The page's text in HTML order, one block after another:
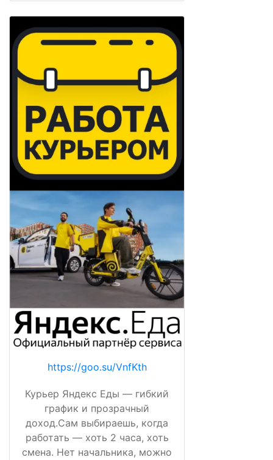
https://goo.su/VnfKth
Курьер Яндекс Еды — гибкий
график и прозрачный
доход.Сам выбираешь, когда
работать — хоть 2 часа, хоть
смена. Нет начальника, можно